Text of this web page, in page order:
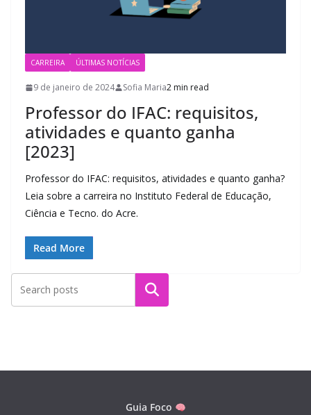
CARREIRA ÚLTIMAS NOTÍCIAS
9 de janeiro de 2024 Sofia Maria2 min read
Professor do IFAC: requisitos,
atividades e quanto ganha
[2023]
Professor do IFAC: requisitos, atividades e quanto ganha?
Leia sobre a carreira no Instituto Federal de Educação,
Ciência e Tecno. do Acre.
Read More
Pesquisar
Guia Foco